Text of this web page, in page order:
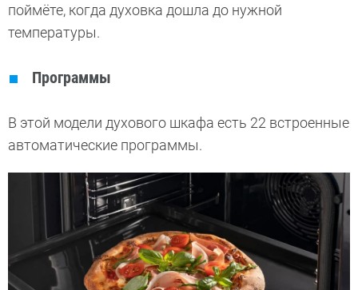
поймёте, когда духовка дошла до нужной
температуры.
Программы
В этой модели духового шкафа есть 22 встроенные
автоматические программы.